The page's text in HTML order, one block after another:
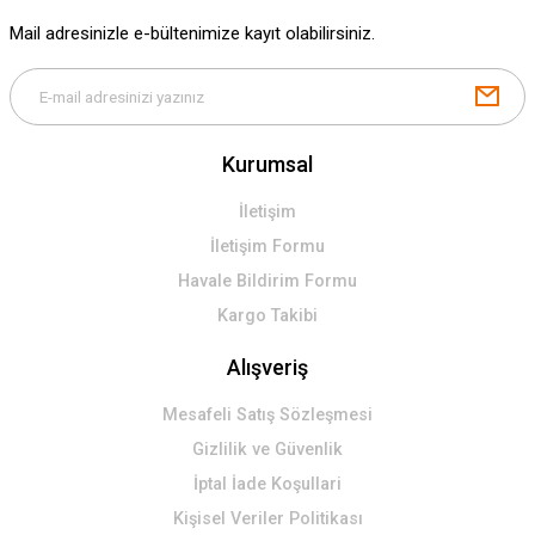
Gönder
Mail adresinizle e-bültenimize kayıt olabilirsiniz.
Kurumsal
İletişim
İletişim Formu
Havale Bildirim Formu
Kargo Takibi
Alışveriş
Mesafeli Satış Sözleşmesi
Gizlilik ve Güvenlik
İptal İade Koşullari
Kişisel Veriler Politikası